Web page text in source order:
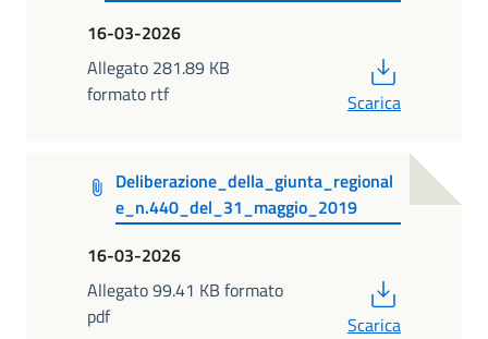
16-03-2026
Allegato 281.89 KB
formato rtf
Scarica
Deliberazione_della_giunta_regional
e_n.440_del_31_maggio_2019
16-03-2026
Allegato 99.41 KB formato
pdf
Scarica